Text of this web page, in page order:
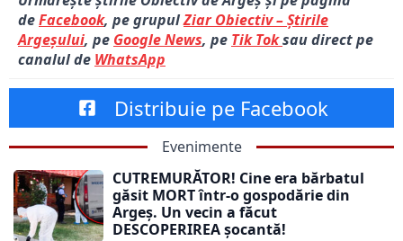
deFacebook, pe grupulZiar Obiectiv – Știrile
Argeșului, pe Google News, pe Tik Toksau direct pe
canalul de WhatsApp
Distribuie pe Facebook
Evenimente
CUTREMURĂTOR! Cine era bărbatul
găsit MORT într-o gospodărie din
Argeș. Un vecin a făcut
DESCOPERIREA șocantă!